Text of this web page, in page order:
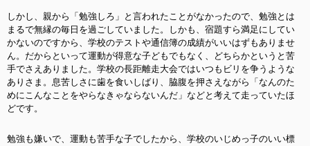
しかし、親から「勉強しろ」と言われたことがなかったので、勉強とは
まるで無縁の毎日を過ごしていました。しかも、宿題すら満足にしてい
かないのですから、学校のテストや通信簿の成績がいいはずもありませ
ん。だからといって運動が得意な子どもでもなく、どちらかというと苦
手でさえありました。学校の長距離走大会ではいつもビリを争うような
ありさま。息苦しさに歯を食いしばり、脇腹を押さえながら「なんのた
めにこんなことをやらなきゃならないんだ」などと考えて走っていたほ
どです。
勉強も嫌いで、運動も苦手な子でしたから、学校のいじめっ子のいい標